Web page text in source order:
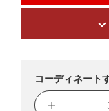
コーディネート